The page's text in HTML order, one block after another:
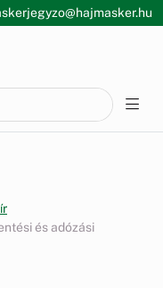
és adózási